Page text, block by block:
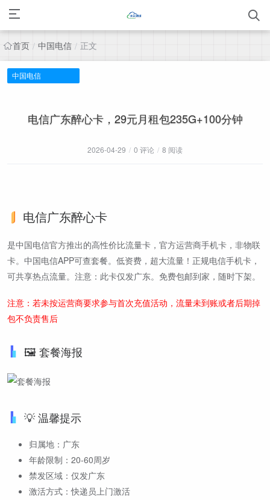
首页 / 中国电信 / 正文
中国电信
电信广东醉心卡，29元月租包235G+100分钟
2026-04-29 / 0 评论 / 8 阅读
电信广东醉心卡
是中国电信官方推出的高性价比流量卡，官方运营商手机卡，非物联
卡。中国电信APP可查套餐。低资费，超大流量！正规电信手机卡，
可共享热点流量。注意：此卡仅发广东。免费包邮到家，随时下架。
注意：若未按运营商要求参与首次充值活动，流量未到账或者后期掉
包不负责售后
🖼️ 套餐海报
💡 温馨提示
归属地：广东
年龄限制：20-60周岁
禁发区域：仅发广东
激活方式：快递员上门激活